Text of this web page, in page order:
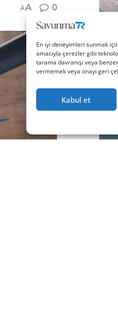
En iyi deneyimleri sunmak
amacıyla çerezler gibi
tarama davranışı veya
vermemek veya onayı geri
Kabul et
AA 0